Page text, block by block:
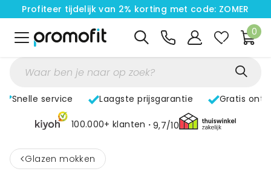
Profiteer tijdelijk van 2% korting met code: ZOMER
0
Snelle service Laagste prijsgarantie Gratis
100.000+ klanten 9,7/10
< Glazen mokken